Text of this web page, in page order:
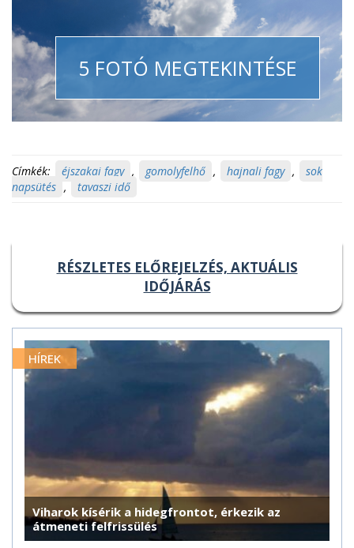
5 FOTÓ MEGTEKINTÉSE
Címkék: éjszakai fagy , gomolyfelhő , hajnali fagy ,
sok
napsütés , tavaszi idő
RÉSZLETES ELŐREJELZÉS, AKTUÁLIS
IDŐJÁRÁS
HÍREK
Viharok kísérik a hidegfrontot, érkezik az
átmeneti felfrissülés